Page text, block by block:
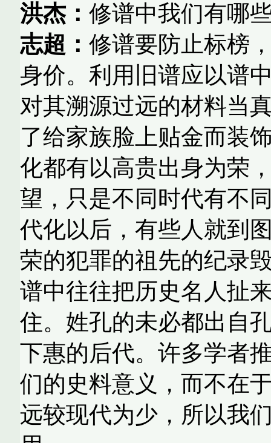
洪杰： 修谱中我们有哪
志超： 修谱要防止标榜
身价。利用旧谱应以谱
对其溯源过远的材料当
了给家族脸上贴金而装
化都有以高贵出身为荣
望，只是不同时代有不
代化以后，有些人就到
荣的犯罪的祖先的纪录
谱中往往把历史名人扯
住。姓孔的未必都出自
下惠的后代。许多学者
们的史料意义，而不在
远较现代为少，所以我